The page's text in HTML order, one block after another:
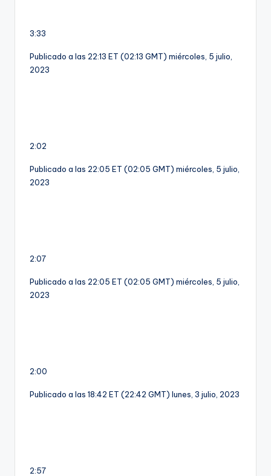
3:33
Publicado a las 22:13 ET (02:13 GMT) miércoles, 5 julio,
2023
2:02
Publicado a las 22:05 ET (02:05 GMT) miércoles, 5 julio,
2023
2:07
Publicado a las 22:05 ET (02:05 GMT) miércoles, 5 julio,
2023
2:00
Publicado a las 18:42 ET (22:42 GMT) lunes, 3 julio, 2023
2:57